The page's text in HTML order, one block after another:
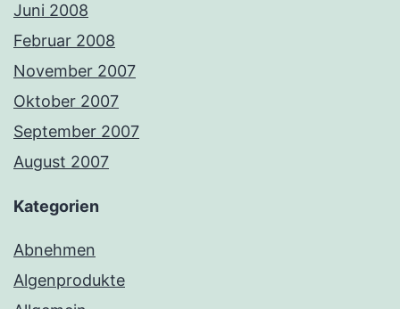
Juni 2008
Februar 2008
November 2007
Oktober 2007
September 2007
August 2007
Kategorien
Abnehmen
Algenprodukte